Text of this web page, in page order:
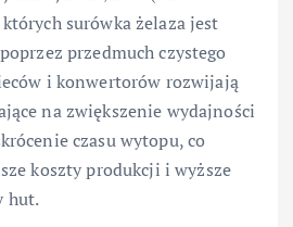
surówka żelaza jest
przedmuch czystego
i konwertorów rozwijają
na zwiększenie wydajności
czasu wytopu, co
koszty produkcji i wyższe
hut.